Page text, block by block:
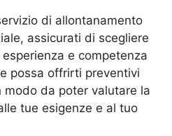
di allontanamento
assicurati di scegliere
e competenza
possa offrirti preventivi
modo da poter valutare la
tue esigenze e al tuo